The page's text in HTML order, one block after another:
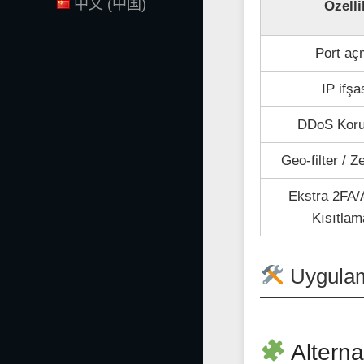
中文 (中国)
Port
IP
DDoS
Geo-filter /
Ekstra